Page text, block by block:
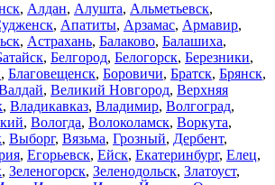
, Алдан, Алушта, Альметьевск,
, Апатиты, Арзамас, Армавир,
, Астрахань, Балаково, Балашиха,
, Белгород, Белогорск, Березники,
, Благовещенск, Боровичи, Братск, Брянск,
, Великий Новгород, Верхняя
, Владикавказ, Владимир, Волгоград,
, Вологда, Волоколамск, Воркута,
, Выборг, Вязьма, Грозный, Дербент,
, Егорьевск, Ейск, Екатеринбург, Елец,
, Зеленогорск, Зеленодольск, Златоуст,